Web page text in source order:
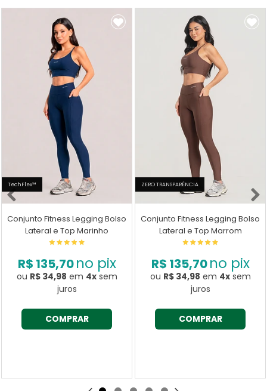
TechFlex™
Conjunto Fitness Legging Bolso
Lateral e Top Marinho
R$ 135,70no pix
ou R$ 34,98 em 4xsem
juros
COMPRAR
ZERO TRANSPARÊNCIA
Conjunto Fitness Legging Bolso
Lateral e Top Marrom
R$ 135,70no pix
ou R$ 34,98 em 4xsem
juros
COMPRAR